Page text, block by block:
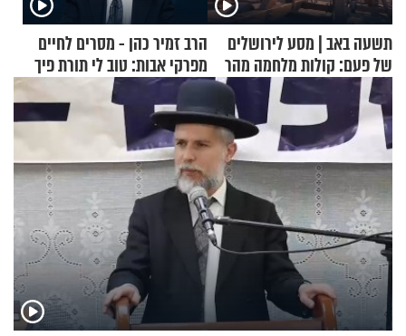
תשעה באב | מסע לירושלים
של פעם: קולות מלחמה מהר
הזיתים
הרב זמיר כהן - מסרים לחיים
מפרקי אבות: טוב לי תורת פיך